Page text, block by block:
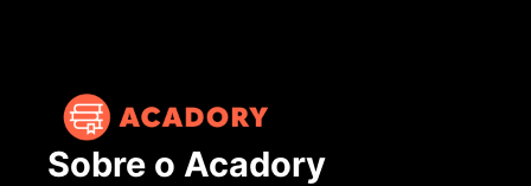
Sobre o Acadory